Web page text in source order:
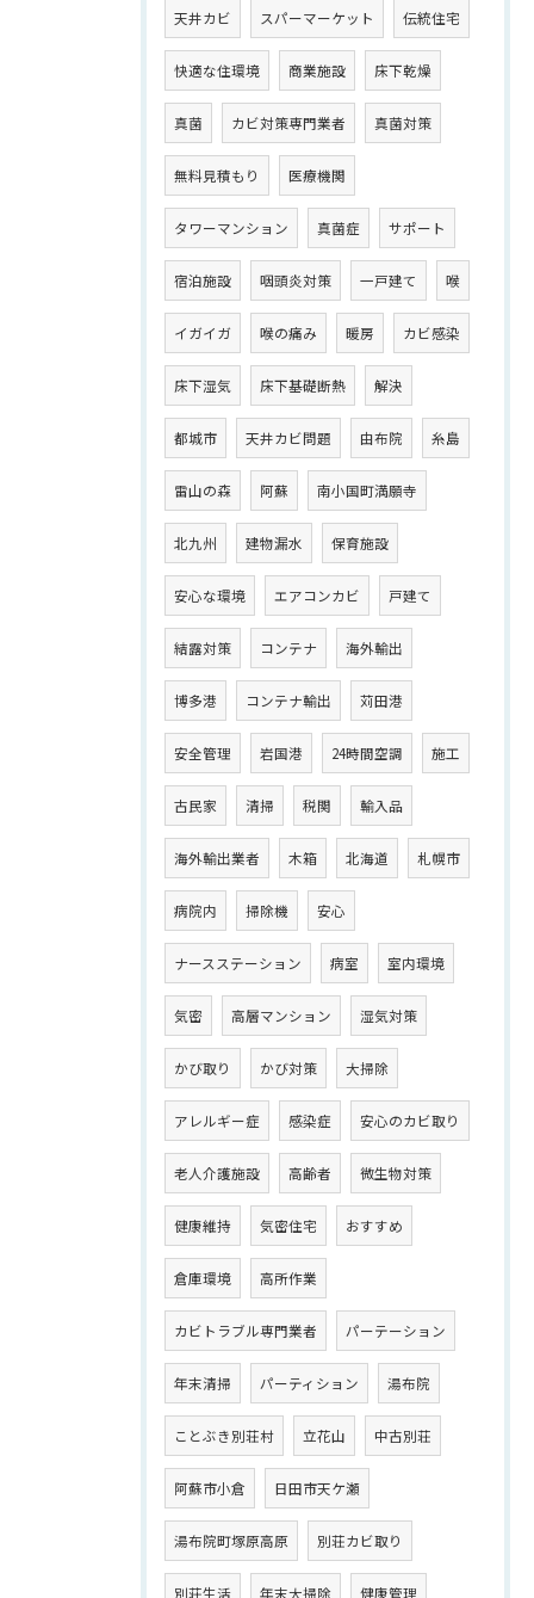
天井カビ スパーマーケット 伝統住宅
快適な住環境 商業施設 床下乾燥
真菌 カビ対策専門業者 真菌対策
無料見積もり 医療機関
タワーマンション 真菌症 サポート
宿泊施設 咽頭炎対策 一戸建て 喉
イガイガ 喉の痛み 暖房 カビ感染
床下湿気 床下基礎断熱 解決
都城市 天井カビ問題 由布院 糸島
雷山の森 阿蘇 南小国町満願寺
北九州 建物漏水 保育施設
安心な環境 エアコンカビ 戸建て
結露対策 コンテナ 海外輸出
博多港 コンテナ輸出 苅田港
安全管理 岩国港 24時間空調 施工
古民家 清掃 税関 輸入品
海外輸出業者 木箱 北海道 札幌市
病院内 掃除機 安心
ナースステーション 病室 室内環境
気密 高層マンション 湿気対策
かび取り かび対策 大掃除
アレルギー症 感染症 安心のカビ取り
老人介護施設 高齢者 微生物対策
健康維持 気密住宅 おすすめ
倉庫環境 高所作業
カビトラブル専門業者 パーテーション
年末清掃 パーティション 湯布院
ことぶき別荘村 立花山 中古別荘
阿蘇市小倉 日田市天ケ瀬
湯布院町塚原高原 別荘カビ取り
別荘生活 年末大掃除 健康管理